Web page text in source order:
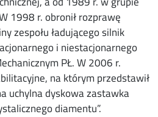
1998 r. obronił rozprawę
zespołu ładującego silnik
i niestacjonarnego
PŁ. W 2006 r.
na którym przedstawił
uchylna dyskowa zastawka
diamentu”.